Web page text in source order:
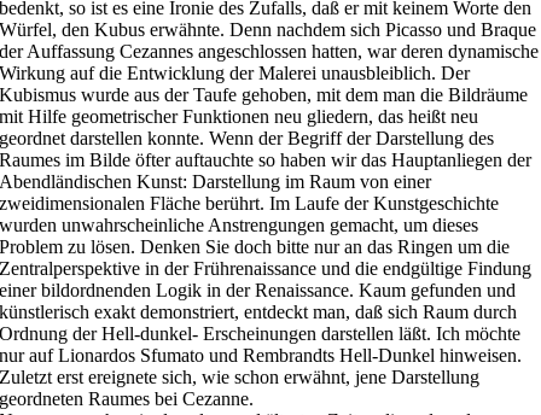
bedenkt, so ist es eine Ironie des Zufalls, daß er mit keinem Worte den
Würfel, den Kubus erwähnte. Denn nachdem sich Picasso und Braque
der Auffassung Cezannes angeschlossen hatten, war deren dynamische
Wirkung auf die Entwicklung der Malerei unausbleiblich. Der
Kubismus wurde aus der Taufe gehoben, mit dem man die Bildräume
mit Hilfe geometrischer Funktionen neu gliedern, das heißt neu
geordnet darstellen konnte. Wenn der Begriff der Darstellung des
Raumes im Bilde öfter auftauchte so haben wir das Hauptanliegen der
Abendländischen Kunst: Darstellung im Raum von einer
zweidimensionalen Fläche berührt. Im Laufe der Kunstgeschichte
wurden unwahrscheinliche Anstrengungen gemacht, um dieses
Problem zu lösen. Denken Sie doch bitte nur an das Ringen um die
Zentralperspektive in der Frührenaissance und die endgültige Findung
einer bildordnenden Logik in der Renaissance. Kaum gefunden und
künstlerisch exakt demonstriert, entdeckt man, daß sich Raum durch
Ordnung der Hell-dunkel- Erscheinungen darstellen läßt. Ich möchte
nur auf Lionardos Sfumato und Rembrandts Hell-Dunkel hinweisen.
Zuletzt erst ereignete sich, wie schon erwähnt, jene Darstellung
geordneten Raumes bei Cezanne.